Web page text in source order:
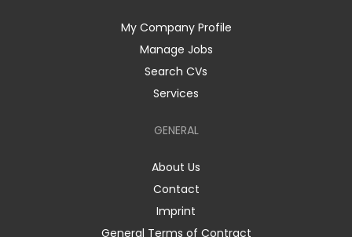
My Company Profile
Manage Jobs
Search CVs
Services
GENERAL
About Us
Contact
Imprint
General Terms of Contract